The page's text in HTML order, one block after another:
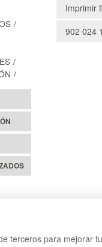
Imprimir
902 024
FRECUENTES
terceros para mejorar